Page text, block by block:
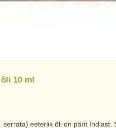
10 ml
eeterlik õli on pärit Indiast.